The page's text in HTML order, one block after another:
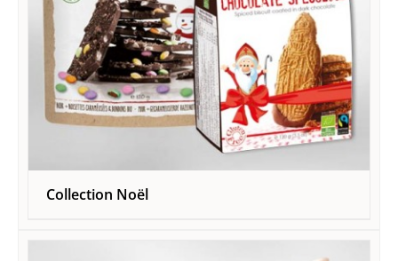
Collection Noël